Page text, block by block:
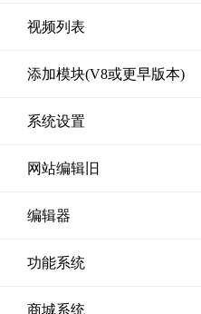
视频列表
添加模块(V8或更早版本)
系统设置
网站编辑旧
编辑器
功能系统
商城系统